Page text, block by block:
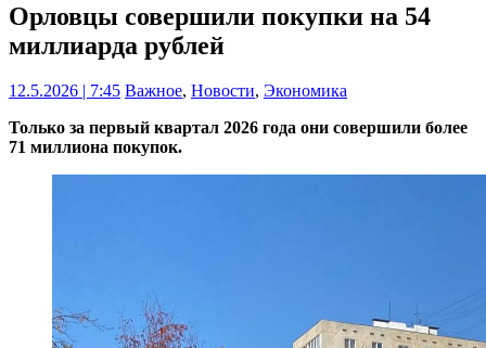
Орловцы совершили покупки на 54
миллиарда рублей
12.5.2026 | 7:45 Важное, Новости, Экономика
Только за первый квартал 2026 года они совершили более
71 миллиона покупок.